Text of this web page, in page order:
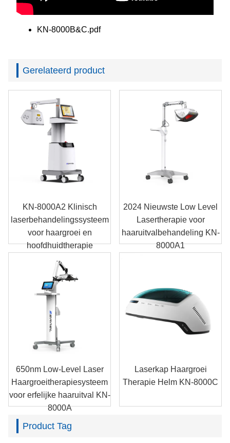
KN-8000B&C.pdf
Gerelateerd product
KN-8000A2 Klinisch
laserbehandelingssysteem
voor haargroei en
hoofdhuidtherapie
2024 Nieuwste Low Level
Lasertherapie voor
haaruitvalbehandeling KN-
8000A1
650nm Low-Level Laser
Haargroeitherapiesysteem
voor erfelijke haaruitval KN-
8000A
Laserkap Haargroei
Therapie Helm KN-8000C
Product Tag